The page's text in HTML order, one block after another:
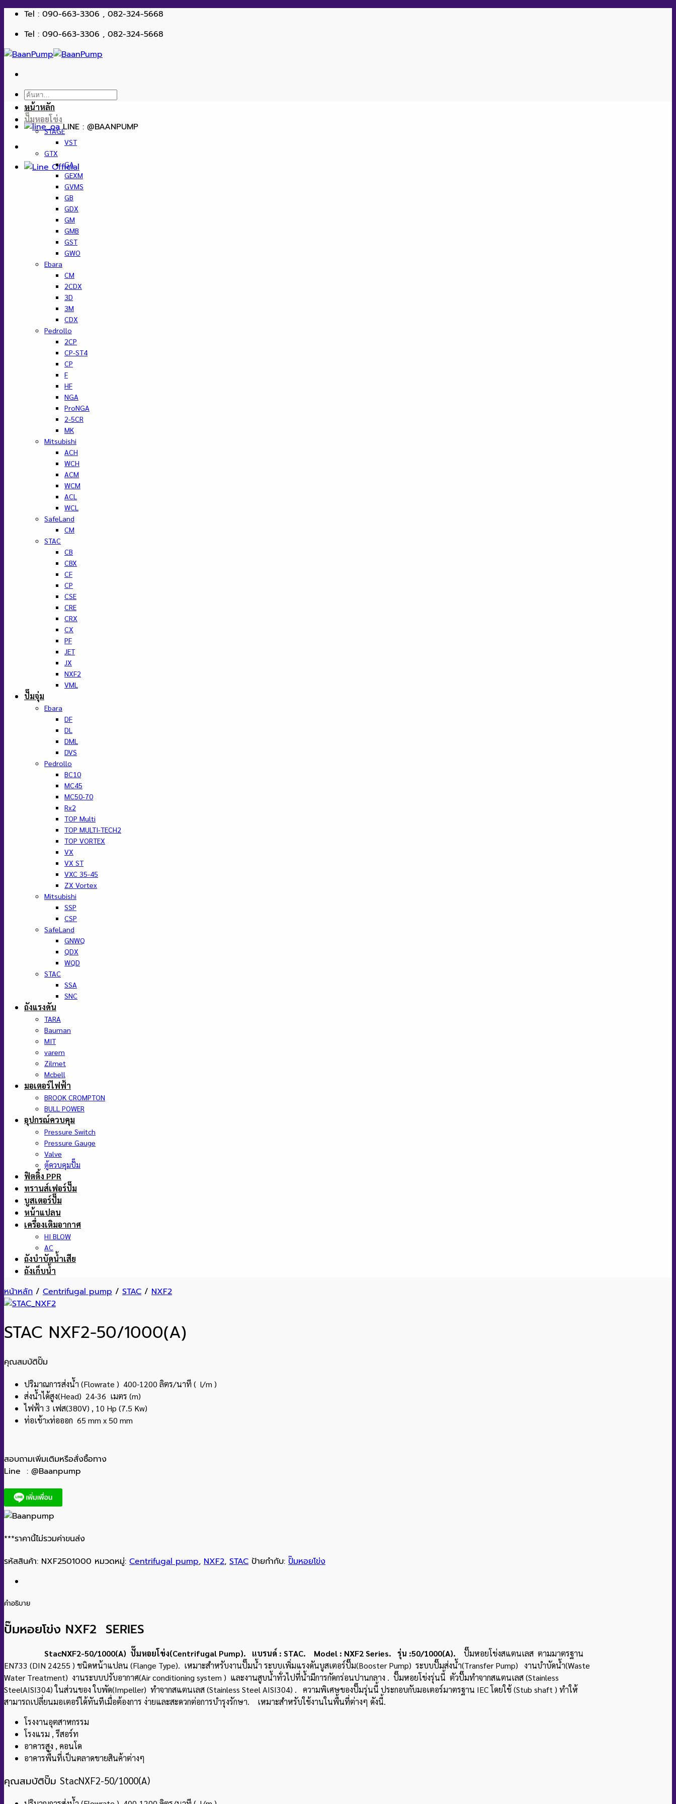
ข้าม
เนื้อหา
Tel : 090-663-3306 , 082-324-5668
Tel : 090-663-3306 , 082-324-5668
ค้นหา:
LINE : @BAANPUMP
หน้าหลัก
ปั๊มหอยโข่ง
STAGE
VST
GTX
GA
GEXM
GVMS
GB
GDX
GM
GMB
GST
GWO
Ebara
CM
2CDX
3D
3M
CDX
Pedrollo
2CP
CP-ST4
CP
F
HF
NGA
ProNGA
2-5CR
MK
Mitsubishi
ACH
WCH
ACM
WCM
ACL
WCL
SafeLand
CM
STAC
CB
CBX
CF
CP
CSE
CRE
CRX
CX
PF
JET
JX
NXF2
VML
ปั๊มจุ่ม
Ebara
DF
DL
DML
DVS
Pedrollo
BC10
MC45
MC50-70
Rx2
TOP Multi
TOP MULTI-TECH2
TOP VORTEX
VX
VX ST
VXC 35-45
ZX Vortex
Mitsubishi
SSP
CSP
SafeLand
GNWQ
QDX
WQD
STAC
SSA
SNC
ถังแรงดัน
TARA
Bauman
MIT
varem
Zilmet
Mcbell
มอเตอร์ไฟฟ้า
BROOK CROMPTON
BULL POWER
อุปกรณ์ควบคุม
Pressure Switch
Pressure Gauge
Valve
ตู้ควบคุมปั๊ม
ฟิตติ้ง PPR
ทรานส์เฟอร์ปั๊ม
บูสเตอร์ปั๊ม
หน้าแปลน
เครื่องเติมอากาศ
HI BLOW
AC
ถังบำบัดน้ำเสีย
ถังเก็บน้ำ
หน้าหลัก / Centrifugal pump / STAC / NXF2
STAC NXF2-50/1000(A)
คุณสมบัติปั๊ม
ปริมาณการส่งน้ำ (Flowrate ) 400-1200 ลิตร/นาที ( l/m )
ส่งน้ำได้สูง(Head) 24-36 เมตร (m)
ไฟฟ้า 3 เฟส(380V) , 10 Hp (7.5 Kw)
ท่อเข้าxท่อออก 65 mm x 50 mm
สอบถามเพิ่มเติมหรือสั่งซื้อทาง
Line : @Baanpump
***ราคานี้ไม่รวมค่าขนส่ง
รหัสสินค้า: NXF2501000 หมวดหมู่: Centrifugal pump, NXF2, STAC ป้ายกำกับ: ปั๊มหอยโข่ง
คำอธิบาย
ปั๊มหอยโข่ง NXF2 SERIES
StacNXF2-50/1000(A) ปั๊มหอยโข่ง(Centrifugal Pump). แบรนด์ : STAC. Model : NXF2 Series. รุ่น :50/1000(A). ปั๊มหอยโข่งสแตนเลส ตามมาตรฐาน
EN733 (DIN 24255 ) ชนิดหน้าแปลน (Flange Type). เหมาะสําหรับงานปั๊มน้ำ ระบบเพิ่มแรงดันบูสเตอร์ปั๊ม(Booster Pump) ระบบปั๊มส่งน้ำ(Transfer Pump) งานบําบัดน้ํา(Waste
Water Treatment) งานระบบปรับอากาศ(Air conditioning system ) และงานสูบน้ําทั่วไปที่น้ํามีการกัดกร่อนปานกลาง . ปั๊มหอยโข่งรุ่นนี้ ตัวปั๊มทำจากสแตนเลส (Stainless
SteelAISI304) ในส่วนของ ใบพัด(Impeller) ทําจากสแตนเลส (Stainless Steel AISI304) . ความพิเศษของปั๊มรุ่นนี้ ประกอบกับมอเตอร์มาตรฐาน IEC โดยใช้ (Stub shaft ) ทําให้
สามารถเปลี่ยนมอเตอร์ได้ทันทีเมื่อต้องการ ง่ายและสะดวกต่อการบำรุงรักษา. เหมาะสําหรับใช้งานในพื้นที่ต่างๆ ดังนี้.
โรงงานอุตสาหกรรม
โรงแรม , รีสอร์ท
อาคารสูง , คอนโด
อาคารพื้นที่เป็นตลาดขายสินค้าต่างๆ
คุณสมบัติปั๊ม StacNXF2-50/1000(A)